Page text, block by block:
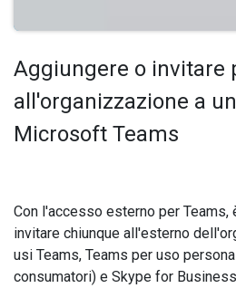
Aggiungere o invitare
all'organizzazione a
Microsoft Teams
Con l'accesso esterno per
invitare chiunque all'esterno
usi Teams, Teams per uso
consumatori) e Skype for